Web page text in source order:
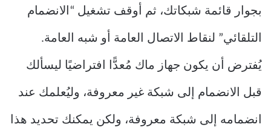
بجوار قائمة شبكاتك، ثم أوقف تشغيل “الانضمام
التلقائي” لنقاط الاتصال العامة أو شبه العامة.
يُفترض أن يكون جهاز ماك مُعدًّا افتراضيًا ليسألك
قبل الانضمام إلى شبكة غير معروفة، وليُعلمك عند
انضمامه إلى شبكة معروفة، ولكن يمكنك تحديد هذا